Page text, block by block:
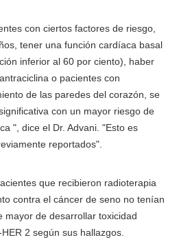
con ciertos factores de riesgo,
tener una función cardíaca basal
inferior al 60 por ciento), haber
o pacientes con
de las paredes del corazón, se
con un mayor riesgo de
", dice el Dr. Advani. "Esto es
reportados".
que recibieron radioterapia
contra el cáncer de seno no tenían
mayor de desarrollar toxicidad
2 según sus hallazgos.